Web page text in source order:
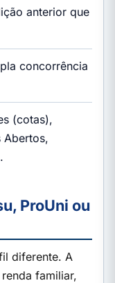
anterior que
concorrência
(cotas),
Abertos,
ProUni ou
diferente. A
familiar,